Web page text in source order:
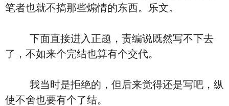
笔者也就不搞那些煽情的东西。乐文。
下面直接进入正题，责编说既然写不下去
了，不如来个完结也算有个交代。
我当时是拒绝的，但后来觉得还是写吧，纵
使不舍也要有个了结。